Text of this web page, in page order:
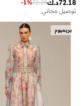
د.ك72.18
72.28
-1%
توصيل مجاني
بريميوم